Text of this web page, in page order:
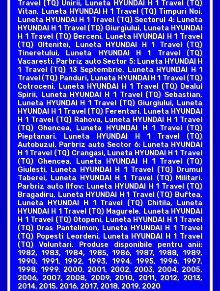
Travel (TQ) Unirii, Luneta HYUNDAI H 1 Travel (TQ)
Vitan, Luneta HYUNDAI H 1 Travel (TQ) Timpuri Noi.
Luneta HYUNDAI H 1 Travel (TQ) Sectorul 4: Luneta
HYUNDAI H 1 Travel (TQ) Giurgiului, Luneta HYUNDAI
H 1 Travel (TQ) Berceni, Luneta HYUNDAI H 1 Travel
(TQ) Oltenitei, Luneta HYUNDAI H 1 Travel (TQ)
Tineretului, Luneta HYUNDAI H 1 Travel (TQ)
Vacaresti. Parbriz auto Sector 5: Luneta HYUNDAI H
1 Travel (TQ) 13 Septembrie, Luneta HYUNDAI H 1
Travel (TQ) Panduri, Luneta HYUNDAI H 1 Travel (TQ)
Cotroceni, Luneta HYUNDAI H 1 Travel (TQ) Dealul
Spirii, Luneta HYUNDAI H 1 Travel (TQ) Sebastian,
Luneta HYUNDAI H 1 Travel (TQ) Giurgiului, Luneta
HYUNDAI H 1 Travel (TQ) Ferentari, Luneta HYUNDAI
H 1 Travel (TQ) Rahova, Luneta HYUNDAI H 1 Travel
(TQ) Ghencea, Luneta HYUNDAI H 1 Travel (TQ)
Pieptanari, Luneta HYUNDAI H 1 Travel (TQ)
Autobuzul. Parbriz auto Sector 6: Luneta HYUNDAI
H 1 Travel (TQ) Crangasi, Luneta HYUNDAI H 1 Travel
(TQ) Ghencea, Luneta HYUNDAI H 1 Travel (TQ)
Giulesti, Luneta HYUNDAI H 1 Travel (TQ) Drumul
Taberei, Luneta HYUNDAI H 1 Travel (TQ) Militari.
Parbriz auto Ilfov: Luneta HYUNDAI H 1 Travel (TQ)
Bragadiru, Luneta HYUNDAI H 1 Travel (TQ) Buftea,
Luneta HYUNDAI H 1 Travel (TQ) Chitila, Luneta
HYUNDAI H 1 Travel (TQ) Magurele, Luneta HYUNDAI
H 1 Travel (TQ) Otopeni, Luneta HYUNDAI H 1 Travel
(TQ) Oras Pantelimon, Luneta HYUNDAI H 1 Travel
(TQ) Popesti Leordeni, Luneta HYUNDAI H 1 Travel
(TQ) Voluntari. Produse disponibile pentru anii:
1982, 1983, 1984, 1985, 1986, 1987, 1988, 1989,
1990, 1991, 1992, 1993, 1994, 1995, 1996, 1997,
1998, 1999, 2000, 2001, 2002, 2003, 2004, 2005,
2006, 2007, 2008, 2009, 2010, 2011, 2012, 2013,
2014, 2015, 2016, 2017, 2018, 2019, 2020